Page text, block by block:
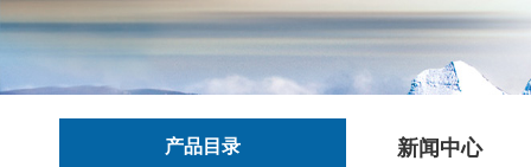
产品目录 新闻中心